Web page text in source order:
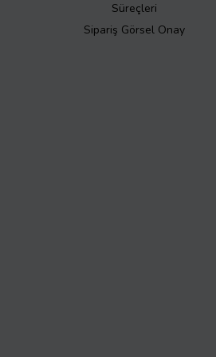
Süreçleri
Sipariş Görsel Onay